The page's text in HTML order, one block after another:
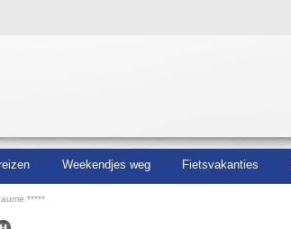
Weekendjes weg Fietsvakanties
*****